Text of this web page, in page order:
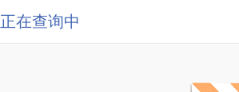
正在查询中